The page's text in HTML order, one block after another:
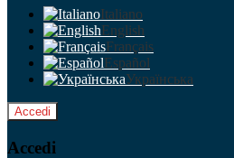
Italiano
English
Français
Español
Українська
Accedi
Accedi